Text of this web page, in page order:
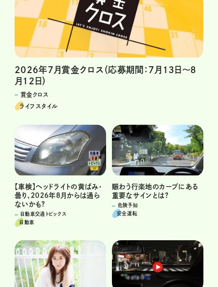
2026年7月賞金クロス（応募期間：7月13日～8
月12日）
賞金クロス
ライフスタイル
【車検】ヘッドライトの黄ばみ・
曇り、2026年8月からは通ら
ないかも?
自動車交通トピックス
自動車
賑わう行楽地のカーブにある
重要なサインとは?
危険予知
安全運転